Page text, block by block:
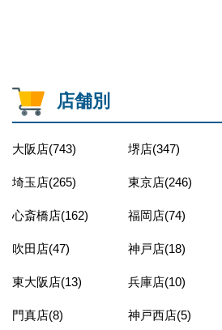
店舗別
大阪店(743) 堺店(347)
埼玉店(265) 東京店(246)
心斎橋店(162) 福岡店(74)
吹田店(47) 神戸店(18)
東大阪店(13) 兵庫店(10)
門真店(8) 神戸西店(5)